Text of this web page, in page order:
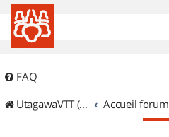
FAQ
UtagawaVTT (Randos VTT et VTTAE avec traces GPS)
Accueil forum